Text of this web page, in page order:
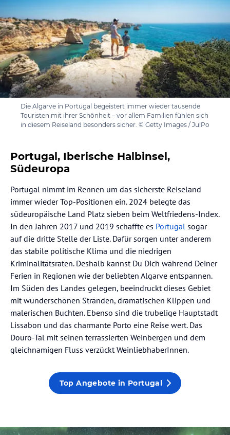
Die Algarve in Portugal begeistert immer wieder tausende
Touristen mit ihrer Schönheit – vor allem Familien fühlen sich
in diesem Reiseland besonders sicher. © Getty Images / JulPo
Portugal, Iberische Halbinsel,
Südeuropa
Portugal nimmt im Rennen um das sicherste Reiseland
immer wieder Top-Positionen ein. 2024 belegte das
südeuropäische Land Platz sieben beim Weltfriedens-Index.
In den Jahren 2017 und 2019 schaffte es Portugal sogar
auf die dritte Stelle der Liste. Dafür sorgen unter anderem
das stabile politische Klima und die niedrigen
Kriminalitätsraten. Deshalb kannst Du Dich während Deiner
Ferien in Regionen wie der beliebten Algarve entspannen.
Im Süden des Landes gelegen, beeindruckt dieses Gebiet
mit wunderschönen Stränden, dramatischen Klippen und
malerischen Buchten. Ebenso sind die trubelige Hauptstadt
Lissabon und das charmante Porto eine Reise wert. Das
Douro-Tal mit seinen terrassierten Weinbergen und dem
gleichnamigen Fluss verzückt WeinliebhaberInnen.
Top Angebote in Portugal